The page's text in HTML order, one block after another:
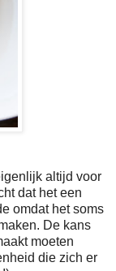
altijd voor
dat het een
omdat het soms
De kans
moeten
die zich er